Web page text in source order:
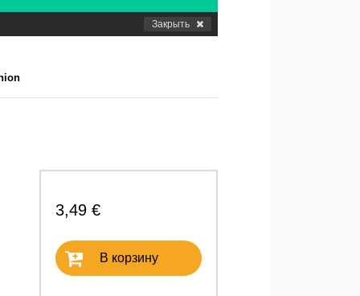
Закрыть
3,49 €
В корзину